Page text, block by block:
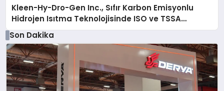
Kleen-Hy-Dro-Gen Inc., Sıfır Karbon Emisyonlu
Hidrojen Isıtma Teknolojisinde ISO ve TSSA
Düzenleyici Onaylarını Aldı
Son Dakika